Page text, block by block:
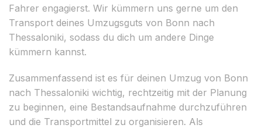
Fahrer engagierst. Wir kümmern uns gerne um den
Transport deines Umzugsguts von Bonn nach
Thessaloniki, sodass du dich um andere Dinge
kümmern kannst.
Zusammenfassend ist es für deinen Umzug von Bonn
nach Thessaloniki wichtig, rechtzeitig mit der Planung
zu beginnen, eine Bestandsaufnahme durchzuführen
und die Transportmittel zu organisieren. Als